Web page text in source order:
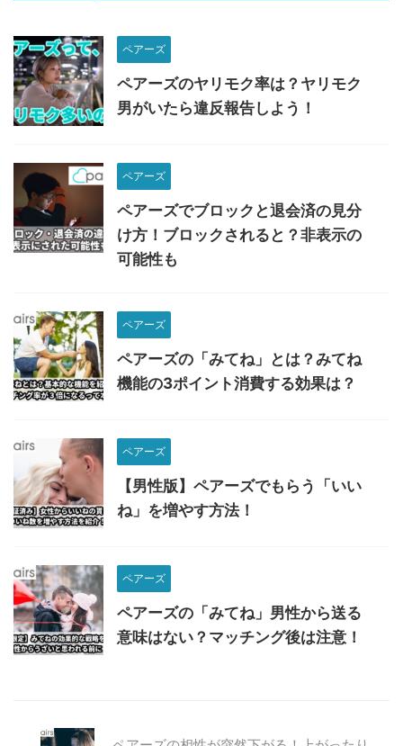
ペアーズ
ペアーズのヤリモク率は？ヤリモク
男がいたら違反報告しよう！
ペアーズ
ペアーズでブロックと退会済の見分
け方！ブロックされると？非表示の
可能性も
ペアーズ
ペアーズの「みてね」とは？みてね
機能の3ポイント消費する効果は？
ペアーズ
【男性版】ペアーズでもらう「いい
ね」を増やす方法！
ペアーズ
ペアーズの「みてね」男性から送る
意味はない？マッチング後は注意！